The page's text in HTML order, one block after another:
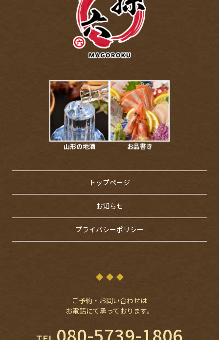
トップページ
お知らせ
プライバシーポリシー
山形の地酒 お品書き
ご予約・お問い合わせは
お電話にて承っております。
080-5739-1806